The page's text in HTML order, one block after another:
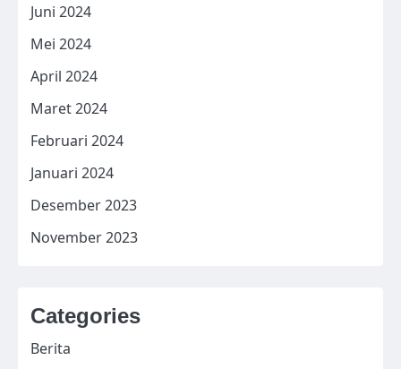
Juni 2024
Mei 2024
April 2024
Maret 2024
Februari 2024
Januari 2024
Desember 2023
November 2023
Categories
Berita